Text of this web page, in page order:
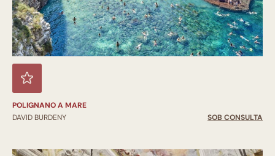
POLIGNANO A MARE
DAVID BURDENY
SOB CONSULTA